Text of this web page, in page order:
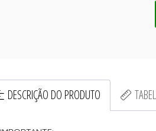
DESCRIÇÃO DO PRODUTO